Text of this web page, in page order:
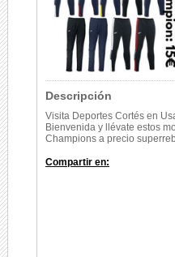
Descripción
Visita Deportes Cortés en
Bienvenida y llévate estos
Champions a precio
Compartir en: